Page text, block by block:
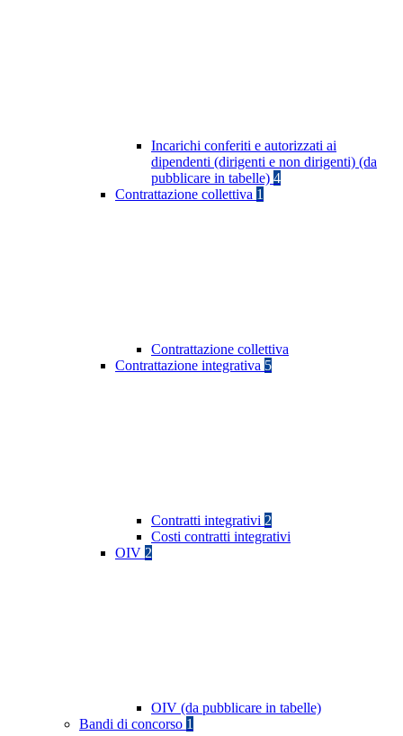
Incarichi conferiti e autorizzati ai
dipendenti (dirigenti e non dirigenti) (da
pubblicare in tabelle) 4
Contrattazione collettiva 1
Contrattazione collettiva
Contrattazione integrativa 5
Contratti integrativi 2
Costi contratti integrativi
OIV 2
OIV (da pubblicare in tabelle)
Bandi di concorso 1